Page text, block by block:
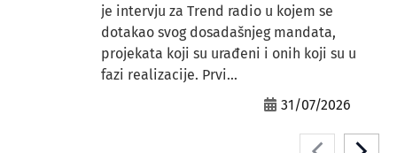
je intervju za Trend radio u kojem se
dotakao svog dosadašnjeg mandata,
projekata koji su urađeni i onih koji su u
fazi realizacije. Prvi...
31/07/2026